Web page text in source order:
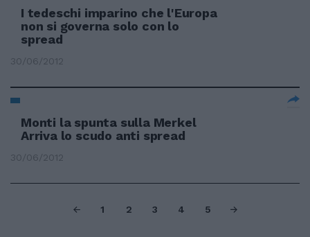
I tedeschi imparino che l'Europa
non si governa solo con lo
spread
30/06/2012
Monti la spunta sulla Merkel
Arriva lo scudo anti spread
30/06/2012
1 2 3 4 5